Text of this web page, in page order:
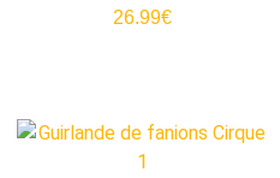
4.71
26.99€